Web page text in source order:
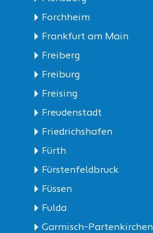
Forchheim
Frankfurt am Main
Freiberg
Freiburg
Freising
Freudenstadt
Friedrichshafen
Fürth
Fürstenfeldbruck
Füssen
Fulda
Garmisch-Partenkirchen